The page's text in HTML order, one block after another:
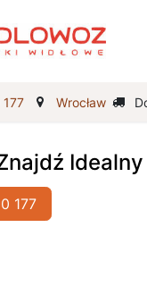
Wrocław
177